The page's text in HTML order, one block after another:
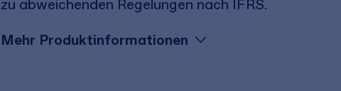
zu abweichenden Regelungen nach IFRS.
Mehr Produktinformationen